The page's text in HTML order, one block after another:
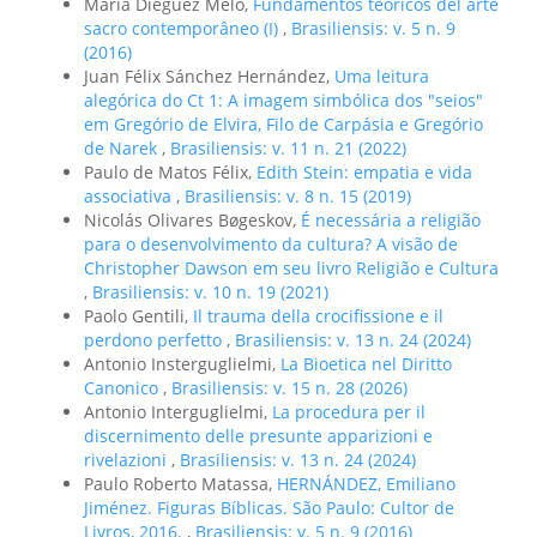
sacro contemporâneo (I) , Brasiliensis: v. 5 n. 9
(2016)
Juan Félix Sánchez Hernández, Uma leitura
alegórica do Ct 1: A imagem simbólica dos "seios"
em Gregório de Elvira, Filo de Carpásia e Gregório
de Narek , Brasiliensis: v. 11 n. 21 (2022)
Paulo de Matos Félix, Edith Stein: empatia e vida
associativa , Brasiliensis: v. 8 n. 15 (2019)
Nicolás Olivares Bøgeskov, É necessária a religião
para o desenvolvimento da cultura? A visão de
Christopher Dawson em seu livro Religião e Cultura
, Brasiliensis: v. 10 n. 19 (2021)
Paolo Gentili, Il trauma della crocifissione e il
perdono perfetto , Brasiliensis: v. 13 n. 24 (2024)
Antonio Insterguglielmi, La Bioetica nel Diritto
Canonico , Brasiliensis: v. 15 n. 28 (2026)
Antonio Interguglielmi, La procedura per il
discernimento delle presunte apparizioni e
rivelazioni , Brasiliensis: v. 13 n. 24 (2024)
Paulo Roberto Matassa, HERNÁNDEZ, Emiliano
Jiménez. Figuras Bíblicas. São Paulo: Cultor de
Livros, 2016. , Brasiliensis: v. 5 n. 9 (2016)